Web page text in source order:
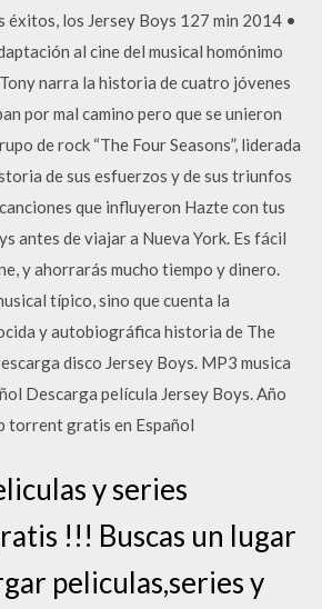
éxitos, los Jersey Boys 127 min 2014 •
al cine del musical homónimo
narra la historia de cuatro jóvenes
por mal camino pero que se unieron
de rock “The Four Seasons”, liderada
de sus esfuerzos y de sus triunfos
que influyeron Hazte con tus
antes de viajar a Nueva York. Es fácil
y ahorrarás mucho tiempo y dinero.
típico, sino que cuenta la
y autobiográfica historia de The
disco Jersey Boys. MP3 musica
Descarga película Jersey Boys. Año
gratis en Español
y series
!!! Buscas un lugar
peliculas,series y